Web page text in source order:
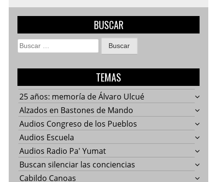
BUSCAR
Buscar:
TEMAS
25 años: memoría de Álvaro Ulcué
Alzados en Bastones de Mando
Audios Congreso de los Pueblos
Audios Escuela
Audios Radio Pa' Yumat
Buscan silenciar las conciencias
Cabildo Canoas